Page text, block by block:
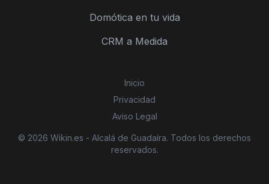
Domótica en tu vida
CRM a Medida
Inicio
Privacidad
Aviso Legal
© 2026 Wikin.es - Alcalá de Guadaíra. Todos los derechos
reservados.